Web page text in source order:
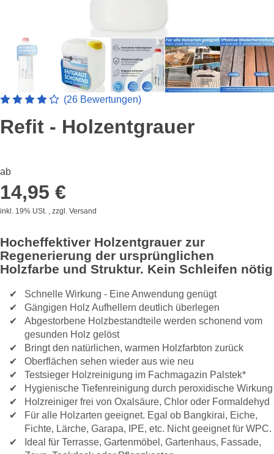
Artikelbewertung: 4.3461538461538 von 5 Sterne
(26 Bewertungen)
Refit - Holzentgrauer
ab
14,95 €
inkl. 19% USt. , zzgl. Versand
Hocheffektiver Holzentgrauer zur
Regenerierung der ursprünglichen
Holzfarbe und Struktur. Kein Schleifen nötig
Schnelle Wirkung - Eine Anwendung genügt
Gängigen Holz Aufhellern deutlich überlegen
Abgestorbene Holzbestandteile werden schonend vom
gesunden Holz gelöst
Bringt den natürlichen, warmen Holzfarbton zurück
Oberflächen sehen wieder aus wie neu
Testsieger Holzreinigung im Fachmagazin Palstek*
Hygienische Tiefenreinigung durch peroxidische Wirkung
Holzreiniger frei von Oxalsäure, Chlor oder Formaldehyd
Für alle Holzarten geeignet. Egal ob Bangkirai, Eiche,
Fichte, Lärche, Garapa, IPE, etc. Nicht geeignet für WPC.
Ideal für Terrasse, Gartenmöbel, Gartenhaus, Fassade,